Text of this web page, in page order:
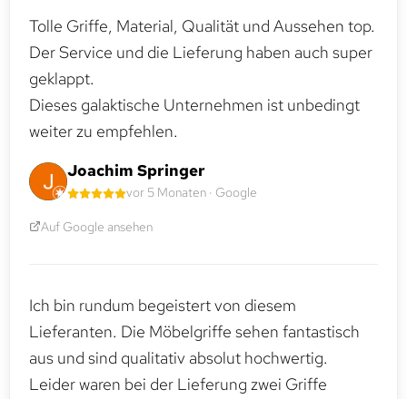
Tolle Griffe, Material, Qualität und Aussehen top.
Der Service und die Lieferung haben auch super
geklappt.
Dieses galaktische Unternehmen ist unbedingt
weiter zu empfehlen.
Joachim Springer
vor 5 Monaten · Google
Auf Google ansehen
Ich bin rundum begeistert von diesem
Lieferanten. Die Möbelgriffe sehen fantastisch
aus und sind qualitativ absolut hochwertig.
Leider waren bei der Lieferung zwei Griffe